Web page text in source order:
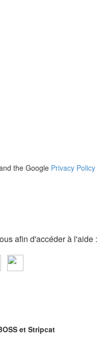
the Google Privacy Policy
afin d'accéder à l'aide :
et Stripcat